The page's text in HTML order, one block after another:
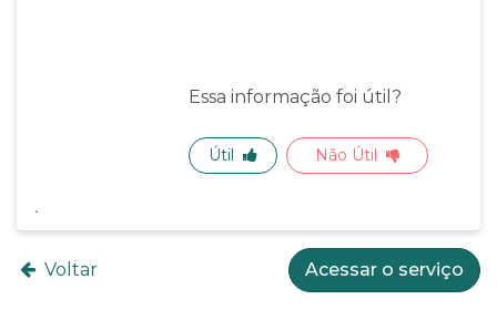
Essa informação foi útil?
Útil Não Útil
Voltar Acessar o serviço